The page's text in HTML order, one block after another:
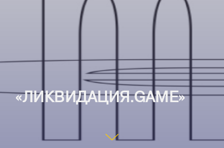
«ЛИКВИДАЦИЯ.GAME»